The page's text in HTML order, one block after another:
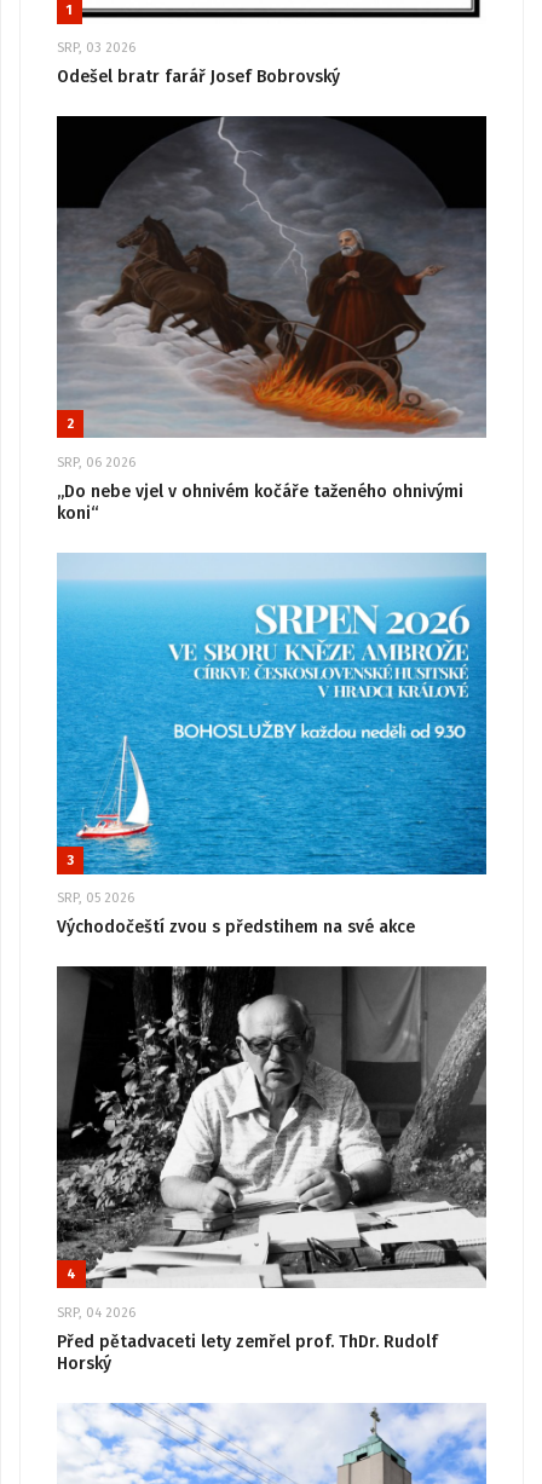
1
SRP, 03 2026
Odešel bratr farář Josef Bobrovský
2
SRP, 06 2026
„Do nebe vjel v ohnivém kočáře taženého ohnivými
koni“
3
SRP, 05 2026
Východočeští zvou s předstihem na své akce
4
SRP, 04 2026
Před pětadvaceti lety zemřel prof. ThDr. Rudolf
Horský